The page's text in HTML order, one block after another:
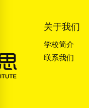
关于我们
学校简介
联系我们